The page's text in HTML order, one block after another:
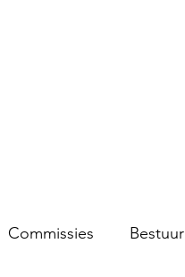
Commissies Bestuur